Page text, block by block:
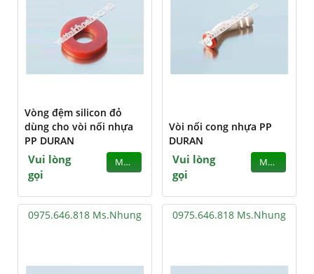
Vòng đệm silicon đỏ
dùng cho vòi nối nhựa
PP DURAN
Vui lòng
gọi
MUA
Vòi nối cong nhựa PP
DURAN
Vui lòng
gọi
MUA
0975.646.818 Ms.Nhung 0975.646.818 Ms.Nhung